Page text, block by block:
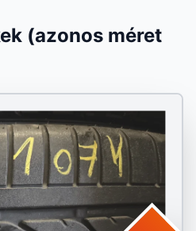
(azonos méret